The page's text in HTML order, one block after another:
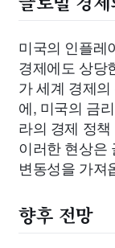
미국의 인플레
경제에도 상당
가 세계 경제
에, 미국의 금
라의 경제 정
이러한 현상은
변동성을 가져
향후 전망